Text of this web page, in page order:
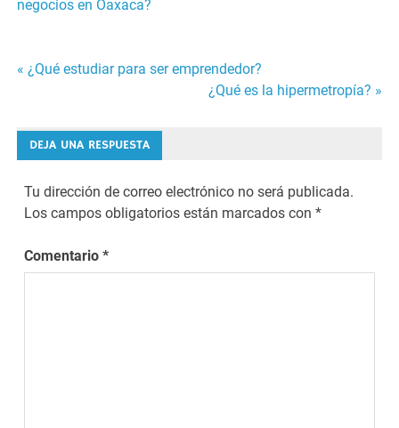
negocios en Oaxaca?
de
entradas
« ¿Qué estudiar para ser emprendedor?
¿Qué es la hipermetropía? »
DEJA UNA RESPUESTA
Tu dirección de correo electrónico no será publicada.
Los campos obligatorios están marcados con*
Comentario*